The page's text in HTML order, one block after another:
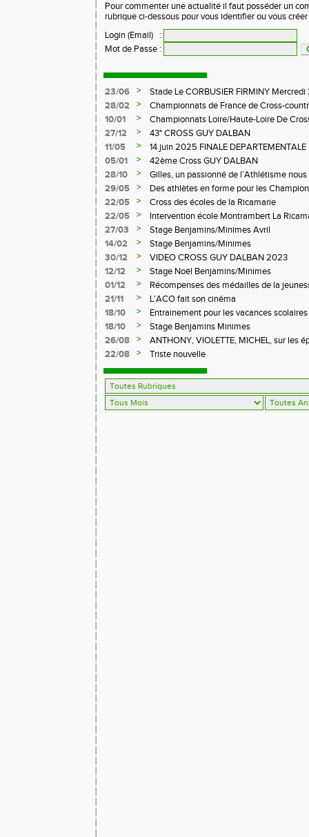
Pour commenter une actualité il faut posséder un
rubrique ci-dessous pour vous identifier ou vous
Login (Email)
:
Mot de Passe :
23/06 >
Stade Le CORBUSIER FIRMINY
28/02
>
Championnats de France de Cross-
10/01
>
Championnats Loire/Haute-Loire De
27/12
>
43° CROSS GUY DALBAN
11/05
>
14 juin 2025 FINALE
LE CHAMBON FEUGEROLLES
05/01 >
42ème Cross GUY DALBAN
28/10
>
Gilles, un passionné de l’Athlétisme
29/05
>
Des athlètes en forme pour les
22/05
>
Cross des écoles de la Ricamarie
22/05
>
Intervention école Montrambert La
27/03
>
Stage Benjamins/Minimes Avril
14/02
>
Stage Benjamins/Minimes
30/12
>
VIDEO CROSS GUY DALBAN 2023
12/12
>
Stage Noël Benjamins/Minimes
01/12
>
Récompenses des médailles de la
21/11
>
L'ACO fait son cinéma
18/10
>
Entrainement pour les vacances scolaires
18/10
>
Stage Benjamins Minimes
26/08
>
ANTHONY, VIOLETTE, MICHEL, sur les
FFA
22/08 > Triste nouvelle